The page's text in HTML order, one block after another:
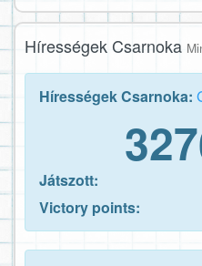
Hírességek Csarnoka
Hírességek Csarnoka:
Játszott:
Victory points: